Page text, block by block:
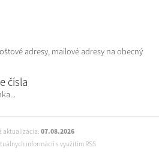
adresy, mailové adresy na obecný
čísla
aktualizácia: 07.08.2026
informácií s využitím RSS